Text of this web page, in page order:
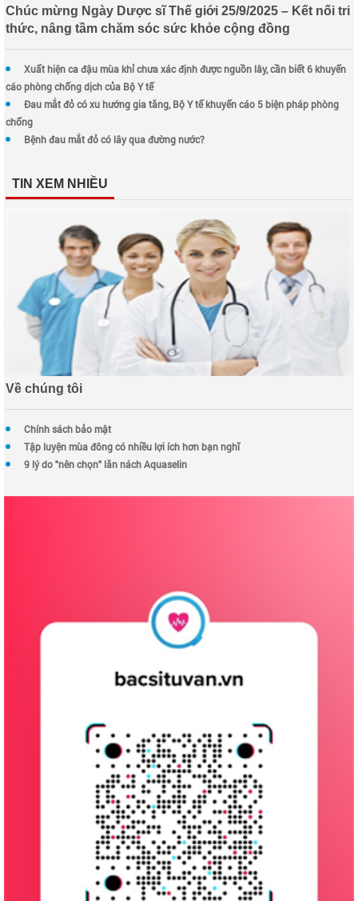
Chúc mừng Ngày Dược sĩ Thế giới 25/9/2025 – Kết nối tri
thức, nâng tầm chăm sóc sức khỏe cộng đồng
Xuất hiện ca đậu mùa khỉ chưa xác định được nguồn lây, cần biết 6 khuyến
cáo phòng chống dịch của Bộ Y tế
Đau mắt đỏ có xu hướng gia tăng, Bộ Y tế khuyến cáo 5 biện pháp phòng
chống
Bệnh đau mắt đỏ có lây qua đường nước?
TIN XEM NHIỀU
Về chúng tôi
Chính sách bảo mật
Tập luyện mùa đông có nhiều lợi ích hơn bạn nghĩ
9 lý do "nên chọn" lăn nách Aquaselin